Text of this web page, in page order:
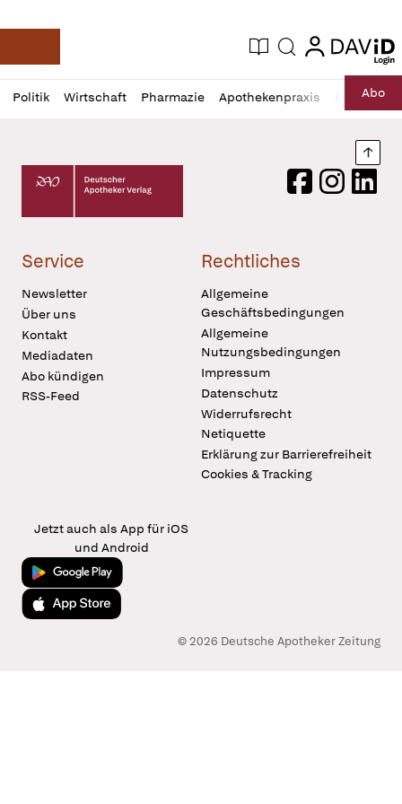
Deutsche Apotheker Zeitung
Aktuelle Ausgabe
Suche login
login
Politik Wirtschaft Pharmazie Apothekenpraxis RechtAbo
Profil
öffnen
Daz
Pur
Deutscher Apotheker Verlag Logo
FacebookInstagram
Service
Newsletter
Über uns
Kontakt
Mediadaten
Abo kündigen
RSS-Feed
Rechtliches
Allgemeine
Geschäftsbedingungen
Allgemeine
Nutzungsbedingungen
Impressum
Datenschutz
Widerrufsrecht
Netiquette
Erklärung zur Barrierefreiheit
Cookies & Tracking
Jetzt auch als App für iOS
und Android
Jetzt bei Google Play
Laden im App Store
© 2026 Deutsche Apotheker Zeitung